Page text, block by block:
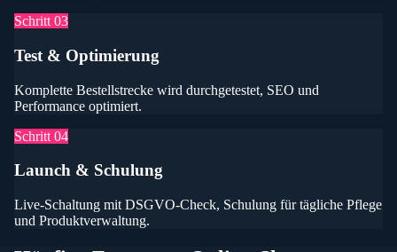
Schritt 03
Test & Optimierung
Komplette Bestellstrecke wird durchgetestet, SEO und
Performance optimiert.
Schritt 04
Launch & Schulung
Live-Schaltung mit DSGVO-Check, Schulung für tägliche Pflege
und Produktverwaltung.